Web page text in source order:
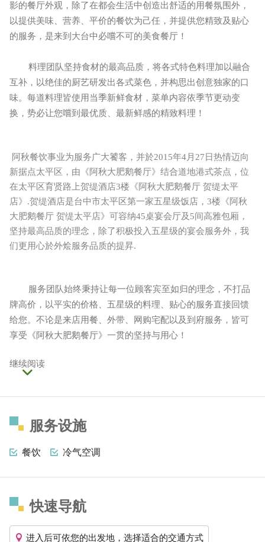
影的餐厅外观，除了在都会生活中创造出舒适的用餐氛围外，
以提供美味、营养、平价的餐饮为己任，并提供您精致及贴心
的服务，是来到大台中必嚐不可的美食餐厅！
料理团队坚持食材的最高品质，将各式特色料理加以融合
互补，以绝佳的厨艺研发出各式菜色，并构思出创意独家的口
味。每道料理皆使用当季新鲜食材，菜单内容依季节更动变
换，势必让您嚐到最优质、最新鲜感的精致料理！
阿秋餐饮事业为服务广大饕客，并於2015年4月27日热情迈向
新据点太平区，由《阿秋大肥鹅餐厅》结合道地港式茶点，位
在太平区育贤路上贺缇酒店3楼《阿秋大肥鹅餐厅 贺缇太平
店》.贺缇酒店是台中市太平区第一家五星级饭店，3楼《阿秋
大肥鹅餐厅 贺缇太平店》可容纳45桌宴会厅及5间高雅包厢，
坚持最高品质的理念，除了积极投入五星级的宴会服务外，我
们更用心於外烩服务品质的提昇.
服务团队始终秉持让每一位顾客宾至如归的理念，不打品
牌高价，以平实的价格、五星级的料理、贴心的服务直接回馈
给您。不论是来店用餐、外带、网购宅配以及到府服务，皆可
享受《阿秋大肥鹅餐厅》一贯的坚持与用心！
继续阅读
服务设施
餐饮 冷气空调
快速导航
进入后可依您的出发地，选择适合的交通方式